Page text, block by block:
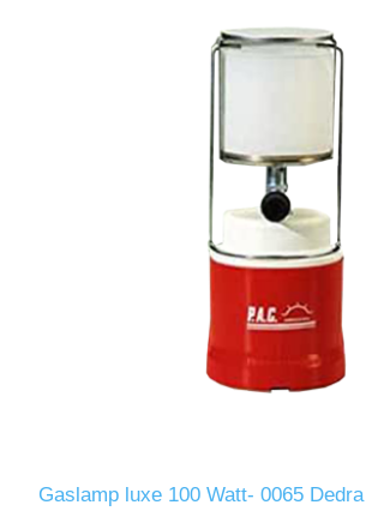
Gaslamp luxe 100 Watt- 0065 Dedra